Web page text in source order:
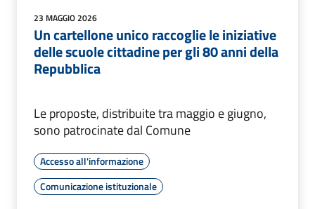
23 MAGGIO 2026
Un cartellone unico raccoglie le iniziative
delle scuole cittadine per gli 80 anni della
Repubblica
Le proposte, distribuite tra maggio e giugno,
sono patrocinate dal Comune
Accesso all'informazione
Comunicazione istituzionale